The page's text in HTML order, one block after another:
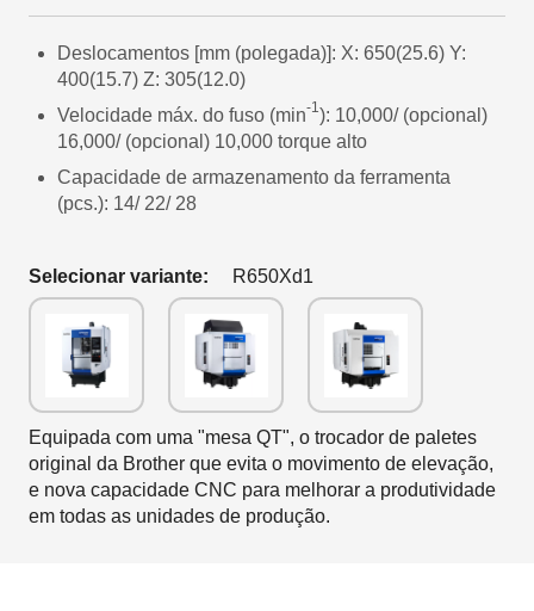
Deslocamentos [mm (polegada)]: X: 650(25.6) Y:
400(15.7) Z: 305(12.0)
Velocidade máx. do fuso (min-1): 10,000/ (opcional)
16,000/ (opcional) 10,000 torque alto
Capacidade de armazenamento da ferramenta
(pcs.): 14/ 22/ 28
Selecionar variante: R650Xd1
Equipada com uma "mesa QT", o trocador de paletes
original da Brother que evita o movimento de elevação,
e nova capacidade CNC para melhorar a produtividade
em todas as unidades de produção.